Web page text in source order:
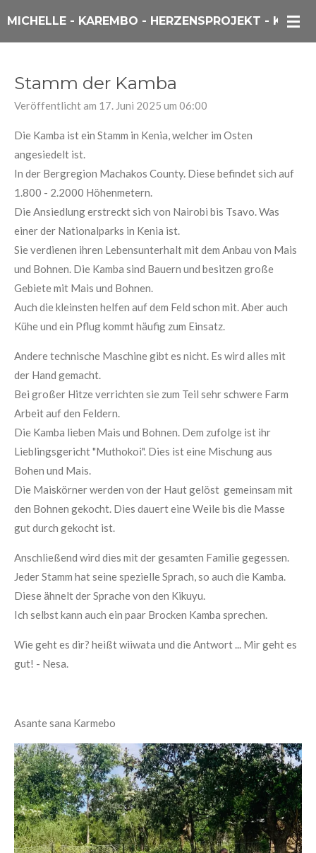
Zum
MICHELLE - KAREMBO - HERZENSPROJEKT - KENIA
Stamm der Kamba
Veröffentlicht am 17. Juni 2025 um 06:00
Die Kamba ist ein Stamm in Kenia, welcher im Osten
angesiedelt ist.
In der Bergregion Machakos County. Diese befindet sich auf
1.800 - 2.2000 Höhenmetern.
Die Ansiedlung erstreckt sich von Nairobi bis Tsavo. Was
einer der Nationalparks in Kenia ist.
Sie verdienen ihren Lebensunterhalt mit dem Anbau von Mais
und Bohnen. Die Kamba sind Bauern und besitzen große
Gebiete mit Mais und Bohnen.
Auch die kleinsten helfen auf dem Feld schon mit. Aber auch
Kühe und ein Pflug kommt häufig zum Einsatz.
Andere technische Maschine gibt es nicht. Es wird alles mit
der Hand gemacht.
Bei großer Hitze verrichten sie zum Teil sehr schwere Farm
Arbeit auf den Feldern.
Die Kamba lieben Mais und Bohnen. Dem zufolge ist ihr
Lieblingsgericht "Muthokoi". Dies ist eine Mischung aus
Bohen und Mais.
Die Maiskörner werden von der Haut gelöst gemeinsam mit
den Bohnen gekocht. Dies dauert eine Weile bis die Masse
gut durch gekocht ist.
Anschließend wird dies mit der gesamten Familie gegessen.
Jeder Stamm hat seine spezielle Sprach, so auch die Kamba.
Diese ähnelt der Sprache von den Kikuyu.
Ich selbst kann auch ein paar Brocken Kamba sprechen.
Wie geht es dir? heißt wiiwata und die Antwort ... Mir geht es
gut! - Nesa.
Asante sana Karmebo